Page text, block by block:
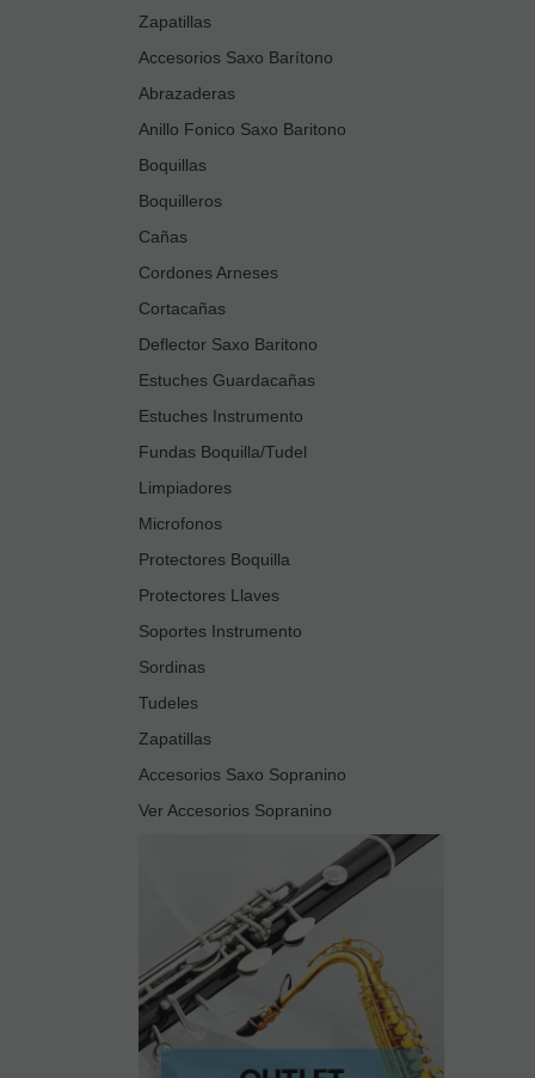
Zapatillas
Accesorios Saxo Barítono
Abrazaderas
Anillo Fonico Saxo Baritono
Boquillas
Boquilleros
Cañas
Cordones Arneses
Cortacañas
Deflector Saxo Baritono
Estuches Guardacañas
Estuches Instrumento
Fundas Boquilla/Tudel
Limpiadores
Microfonos
Protectores Boquilla
Protectores Llaves
Soportes Instrumento
Sordinas
Tudeles
Zapatillas
Accesorios Saxo Sopranino
Ver Accesorios Sopranino